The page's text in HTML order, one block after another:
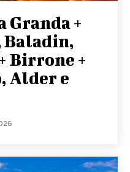
Granda +
Baladin,
Birrone +
Alder e